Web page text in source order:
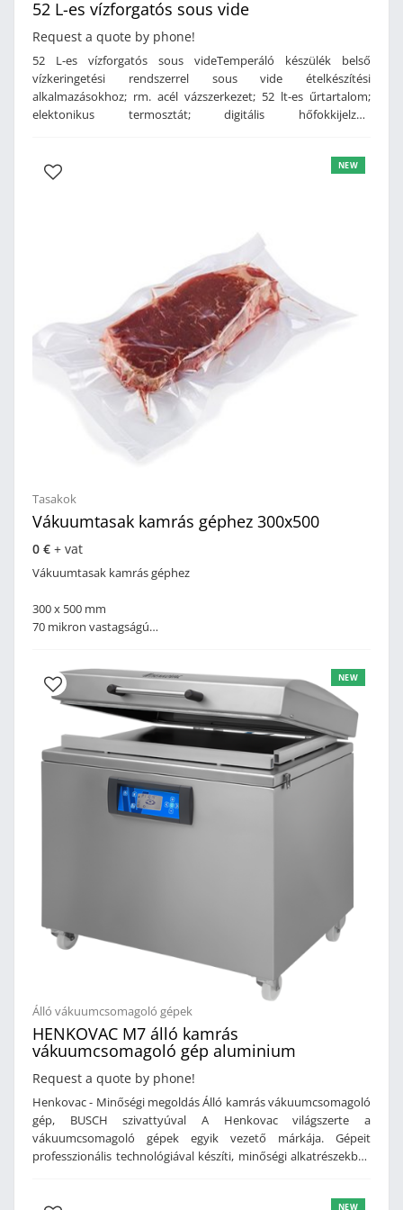
52 L-es vízforgatós sous vide
Request a quote by phone!
52 L-es vízforgatós sous videTemperáló készülék belső
vízkeringetési rendszerrel sous vide ételkészítési
alkalmazásokhoz; rm. acél vázszerkezet; 52 lt-es űrtartalom;
elektonikus termosztát; digitális hőfokkijelzés;
óra) vagy folyamatos üzemmód; 900 lt/óra kapacitású
gumi szintező talpak;Tartozékok: 1 db perforált rács, 1 db
rozsdamentes acél fedőTeljesítmény: 3600 W;
230V/1~/50HzMérete: 530x650x380 mm
Tasakok
Vákuumtasak kamrás géphez 300x500
0 € + vat
Vákuumtasak kamrás géphez
300 x 500 mm
70 mikron vastagságú
Fagyasztható.
Egyedi méretben is!
NEW
Álló vákuumcsomagoló gépek
HENKOVAC M7 álló kamrás
vákuumcsomagoló gép aluminium
Request a quote by phone!
Henkovac - Minőségi megoldás Álló kamrás vákuumcsomagoló
gép, BUSCH szivattyúval A Henkovac világszerte a
vákuumcsomagoló gépek egyik vezető márkája. Gépeit
professzionális technológiával készíti, minőségi alkatrészekből.
NEW
NEW